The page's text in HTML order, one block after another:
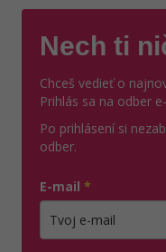
Nech ti
Chceš vedieť o
Prihlás sa na odber
Po prihlásení si
odber.
E-mail *